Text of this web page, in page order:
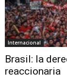
Internacional
Brasil: la
reaccionaria